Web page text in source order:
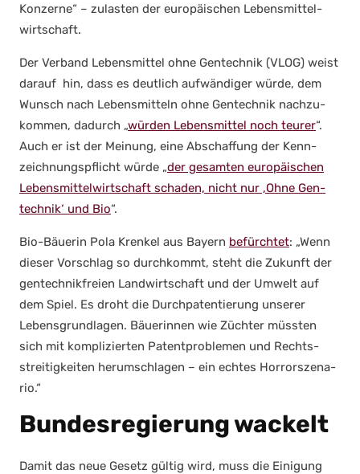
Kon­zer­ne“ – zulas­ten der euro­päi­schen Lebens­mit­tel­
wirt­schaft.
Der Ver­band Lebens­mit­tel ohne Gen­tech­nik (VLOG) weist
dar­auf hin, dass es deut­lich auf­wän­di­ger wür­de, dem
Wunsch nach Lebens­mit­teln ohne Gen­tech­nik nach­zu­
kom­men, dadurch „wür­den Lebens­mit­tel noch teu­rer“.
Auch er ist der Mei­nung, eine Abschaf­fung der Kenn­
zeich­nungs­pflicht wür­de „der gesam­ten euro­päi­schen
Lebens­mit­tel­wirt­schaft scha­den, nicht nur ‚Ohne Gen­
tech­nik‘ und Bio“.
Bio-Bäue­rin Pola Kren­kel aus Bay­ern befürch­tet: „Wenn
die­ser Vor­schlag so durch­kommt, steht die Zukunft der
gen­tech­nik­frei­en Land­wirt­schaft und der Umwelt auf
dem Spiel. Es droht die Durch­pa­ten­tie­rung unse­rer
Lebens­grund­la­gen. Bäue­rin­nen wie Züch­ter müss­ten
sich mit kom­pli­zier­ten Patent­pro­ble­men und Rechts­
strei­tig­kei­ten her­um­schla­gen – ein ech­tes Hor­ror­sze­na­
rio.“
Bundesregierung wackelt
Damit das neue Gesetz gül­tig wird, muss die Eini­gung